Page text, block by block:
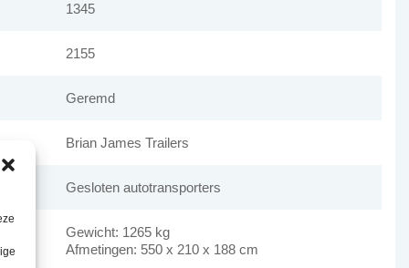
1345
2155
Geremd
Brian James Trailers
Gesloten autotransporters
Gewicht: 1265 kg
Afmetingen: 550 x 210 x 188 cm